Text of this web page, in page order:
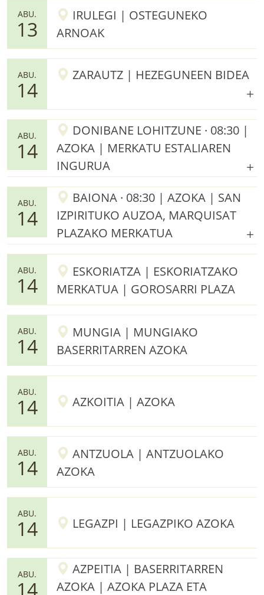
ABU.
13
IRULEGI | OSTEGUNEKO
ARNOAK
ABU.
14
ZARAUTZ | HEZEGUNEEN BIDEA
ABU.
14
DONIBANE LOHITZUNE · 08:30 |
AZOKA | MERKATU ESTALIAREN
INGURUA
ABU.
14
BAIONA · 08:30 | AZOKA | SAN
IZPIRITUKO AUZOA, MARQUISAT
PLAZAKO MERKATUA
ABU.
14
ESKORIATZA | ESKORIATZAKO
MERKATUA | GOROSARRI PLAZA
ABU.
14
MUNGIA | MUNGIAKO
BASERRITARREN AZOKA
ABU.
14 AZKOITIA | AZOKA
ABU.
14
ANTZUOLA | ANTZUOLAKO
AZOKA
ABU.
14 LEGAZPI | LEGAZPIKO AZOKA
ABU.
14
AZPEITIA | BASERRITARREN
AZOKA | AZOKA PLAZA ETA